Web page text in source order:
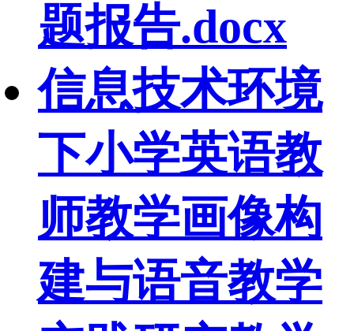
题报告.docx
信息技术环境
下小学英语教
师教学画像构
建与语音教学